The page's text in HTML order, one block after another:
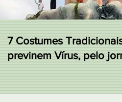
7 Costumes
previnem Vírus, pelo